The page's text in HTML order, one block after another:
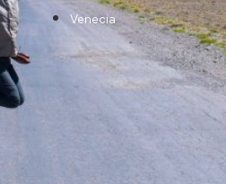
Venecia